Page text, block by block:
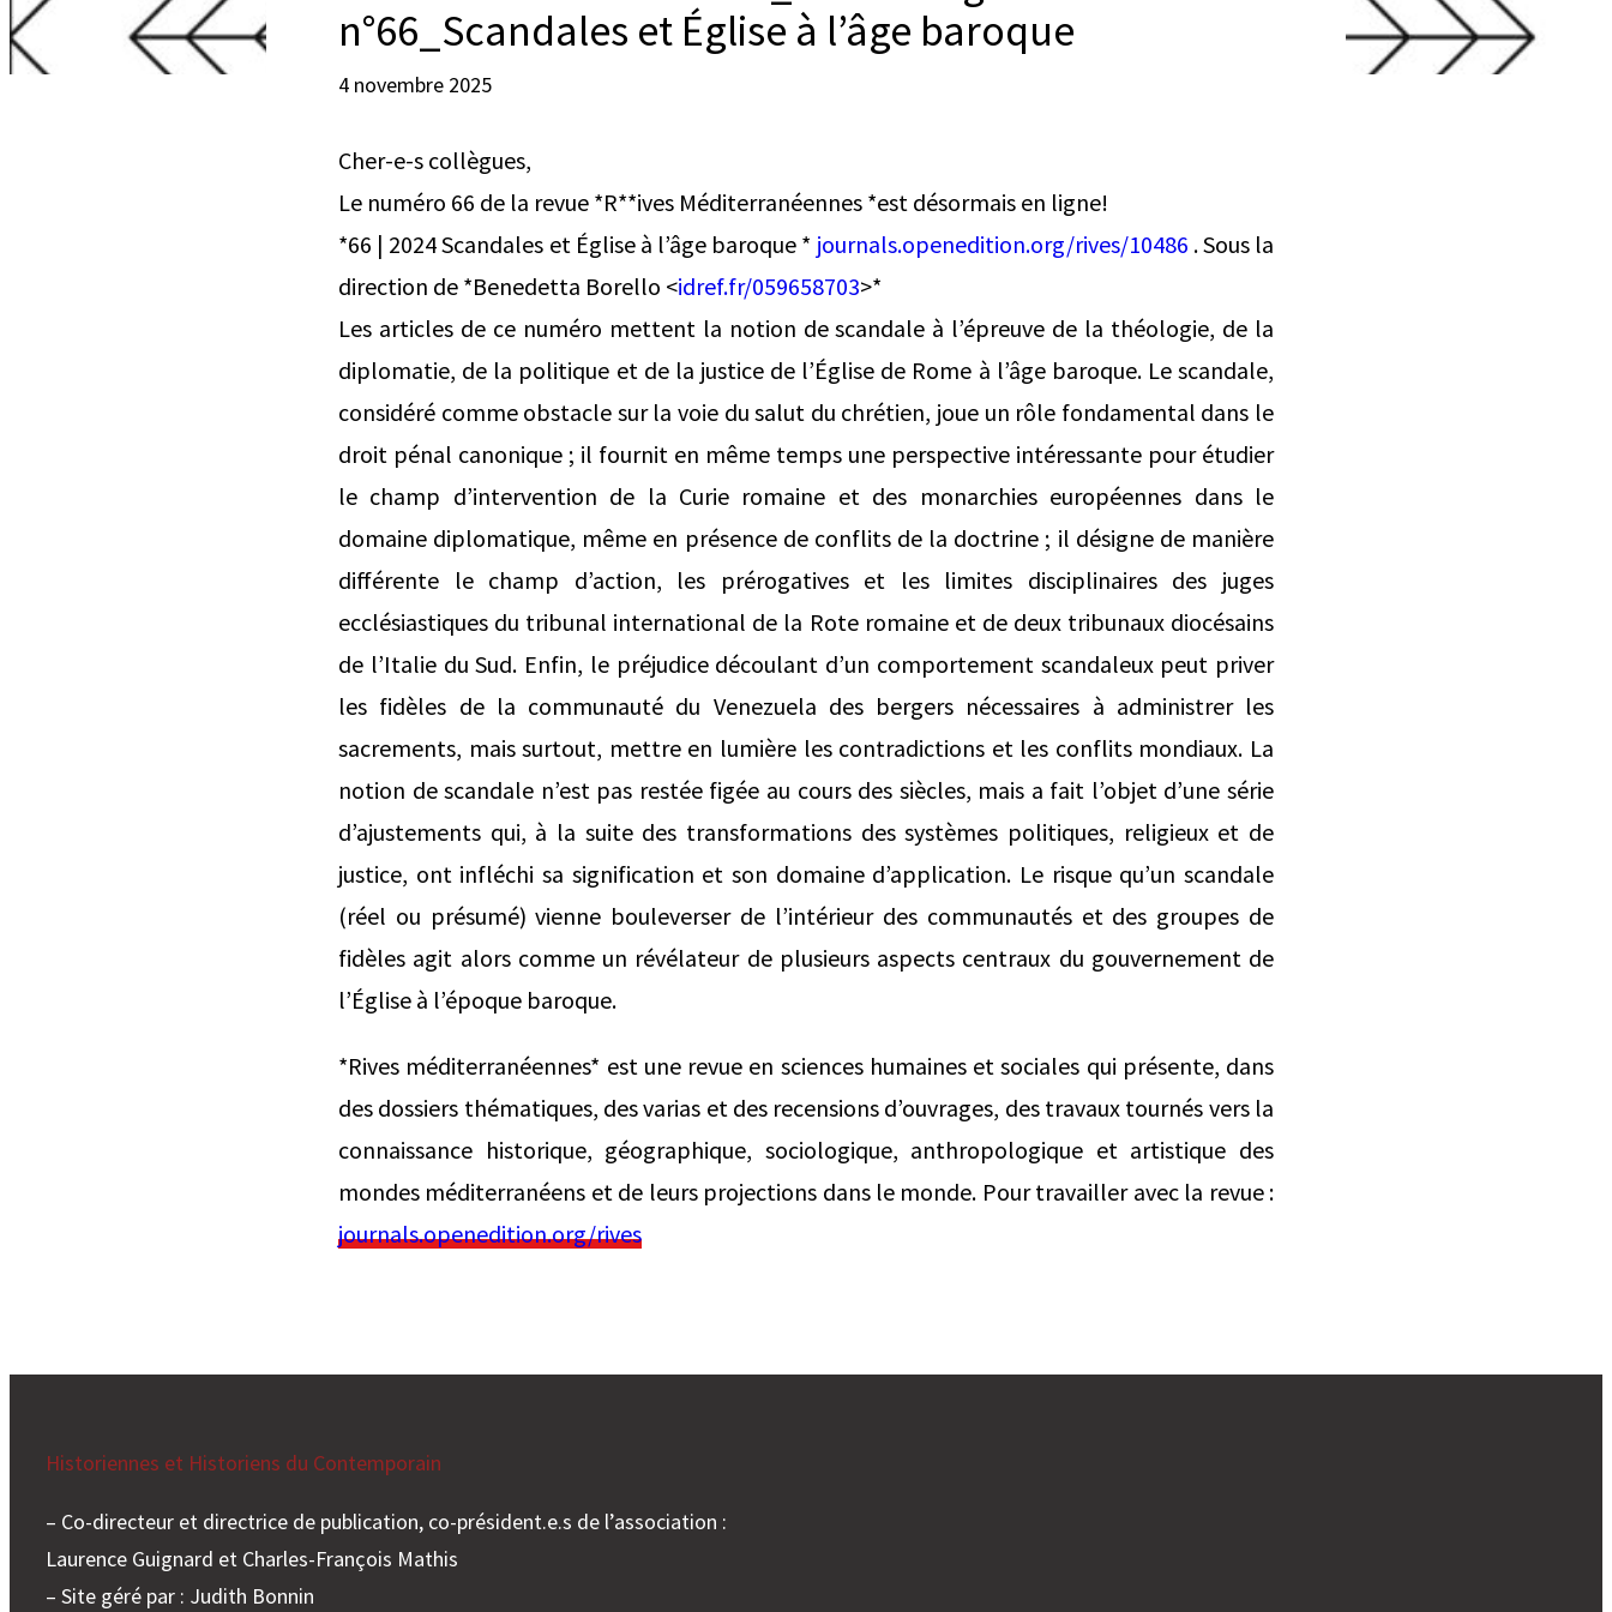
n°66_Scandales et Église à l’âge baroque
4 novembre 2025
Cher-e-s collègues,
Le numéro 66 de la revue *R**ives Méditerranéennes *est désormais en ligne!
*66 | 2024 Scandales et Église à l’âge baroque * journals.openedition.org/rives/10486 . Sous la
direction de *Benedetta Borello <idref.fr/059658703>*
Les articles de ce numéro mettent la notion de scandale à l’épreuve de la théologie, de la
diplomatie, de la politique et de la justice de l’Église de Rome à l’âge baroque. Le scandale,
considéré comme obstacle sur la voie du salut du chrétien, joue un rôle fondamental dans le
droit pénal canonique ; il fournit en même temps une perspective intéressante pour étudier
le champ d’intervention de la Curie romaine et des monarchies européennes dans le
domaine diplomatique, même en présence de conflits de la doctrine ; il désigne de manière
différente le champ d’action, les prérogatives et les limites disciplinaires des juges
ecclésiastiques du tribunal international de la Rote romaine et de deux tribunaux diocésains
de l’Italie du Sud. Enfin, le préjudice découlant d’un comportement scandaleux peut priver
les fidèles de la communauté du Venezuela des bergers nécessaires à administrer les
sacrements, mais surtout, mettre en lumière les contradictions et les conflits mondiaux. La
notion de scandale n’est pas restée figée au cours des siècles, mais a fait l’objet d’une série
d’ajustements qui, à la suite des transformations des systèmes politiques, religieux et de
justice, ont infléchi sa signification et son domaine d’application. Le risque qu’un scandale
(réel ou présumé) vienne bouleverser de l’intérieur des communautés et des groupes de
fidèles agit alors comme un révélateur de plusieurs aspects centraux du gouvernement de
l’Église à l’époque baroque.
*Rives méditerranéennes* est une revue en sciences humaines et sociales qui présente, dans
des dossiers thématiques, des varias et des recensions d’ouvrages, des travaux tournés vers la
connaissance historique, géographique, sociologique, anthropologique et artistique des
mondes méditerranéens et de leurs projections dans le monde. Pour travailler avec la revue :
journals.openedition.org/rives
Historiennes et Historiens du Contemporain
– Co-directeur et directrice de publication, co-président.e.s de l’association :
Laurence Guignard et Charles-François Mathis
– Site géré par : Judith Bonnin